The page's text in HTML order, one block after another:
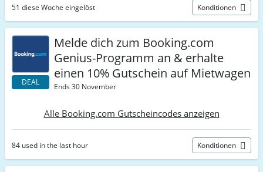
51 diese Woche eingelöst Konditionen
DEAL
Melde dich zum Booking.com
Genius-Programm an & erhalte
einen 10% Gutschein auf Mietwagen
Ends 30 November
Alle Booking.com Gutscheincodes anzeigen
84 used in the last hour Konditionen